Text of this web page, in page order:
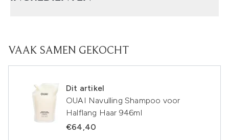
VAAK SAMEN GEKOCHT
Dit artikel
OUAI Navulling Shampoo voor
Halflang Haar 946ml
€64,40